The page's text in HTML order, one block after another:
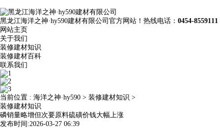
黑龙江海洋之神·hy590建材有限公司官方网站！热线电话： 0454-8559111
网站主页
关于我们
装修建材知识
装修建材百科
联系我们
当前位置 : 海洋之神·hy590 > 装修建材知识 >
装修建材知识
磷销量略增但次要原料硫磺价钱大幅上涨
发布时间:2026-03-27 06:39